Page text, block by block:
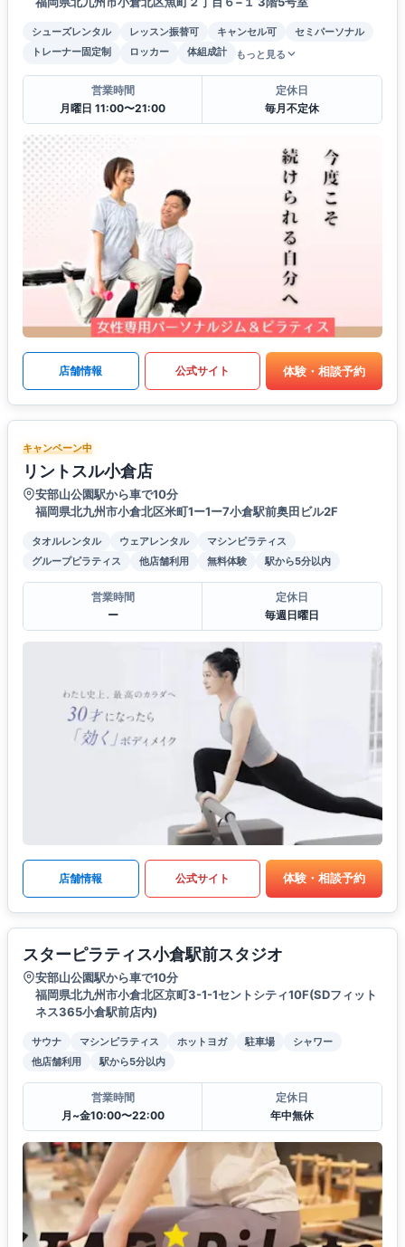
シューズレンタル レッスン振替可 キャンセル可
セミパーソナル
トレーナー固定制
ロッカー 体組成計 もっと見る
営業時間
月曜日 11:00〜21:00
定休日
毎月不定休
店舗情報 公式サイト 体験・相談予約
キャンペーン中
リントスル小倉店
安部山公園駅から車で10分
福岡県北九州市小倉北区米町1ー1ー7小倉駅前奥田ビル2F
タオルレンタル ウェアレンタル
マシンピラティス
グループピラティス
他店舗利用 無料体験 駅から5分以内
営業時間
ー
定休日
毎週日曜日
店舗情報 公式サイト 体験・相談予約
スターピラティス小倉駅前スタジオ
安部山公園駅から車で10分
福岡県北九州市小倉北区京町3-1-1セントシティ10F(SDフィット
ネス365小倉駅前店内)
サウナ マシンピラティス ホットヨガ 駐車場
シャワー
他店舗利用
駅から5分以内
営業時間
月~金10:00〜22:00
定休日
年中無休